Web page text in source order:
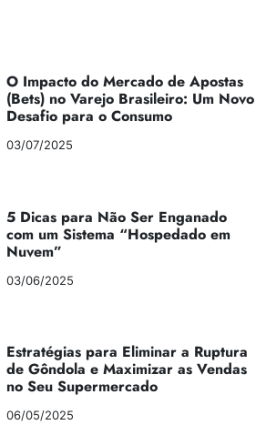
O Impacto do Mercado de Apostas
(Bets) no Varejo Brasileiro: Um Novo
Desafio para o Consumo
03/07/2025
5 Dicas para Não Ser Enganado
com um Sistema “Hospedado em
Nuvem”
03/06/2025
Estratégias para Eliminar a Ruptura
de Gôndola e Maximizar as Vendas
no Seu Supermercado
06/05/2025